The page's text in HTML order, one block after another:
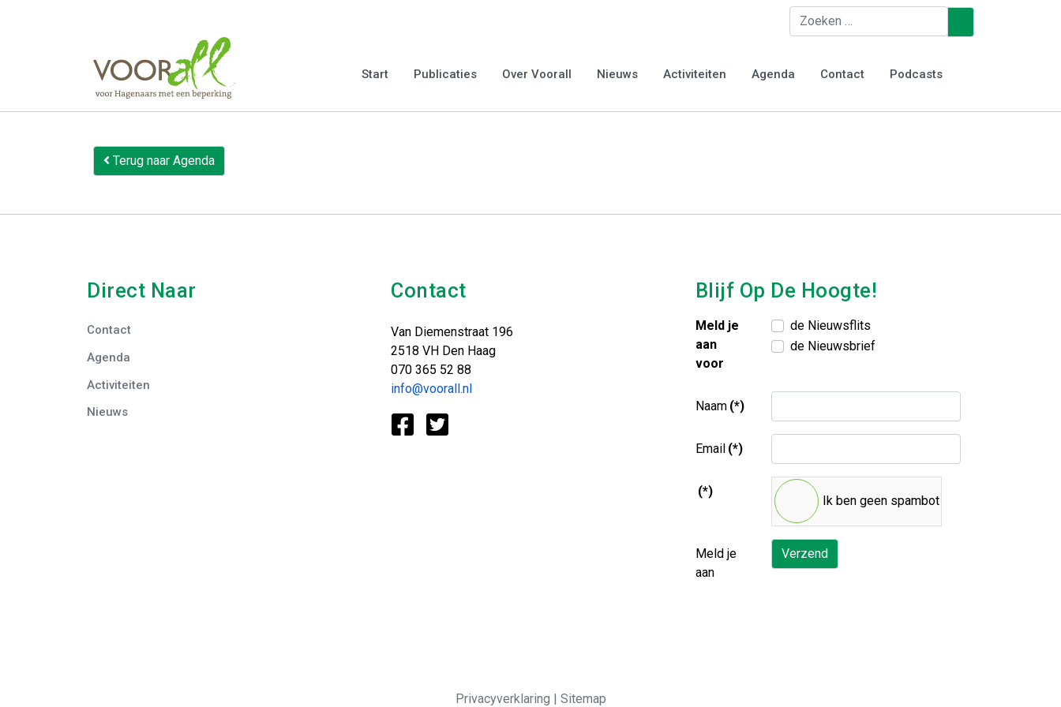
Start Publicaties Over Voorall Nieuws Activiteiten Agenda Contact Podcasts
gevolgen daarvan. Meer informatie:
https://www.reuma.nl/
Terug naar Agenda
Direct Naar
Contact
Agenda
Activiteiten
Nieuws
Contact
Van Diemenstraat 196
2518 VH Den Haag
070 365 52 88
info@voorall.nl
Blijf Op De Hoogte!
Meld je
aan
voor
de Nieuwsflits
de Nieuwsbrief
Naam (*)
Email (*)
(*)
Ik ben geen spambot
Meld je
aan
Verzend
Privacyverklaring | Sitemap